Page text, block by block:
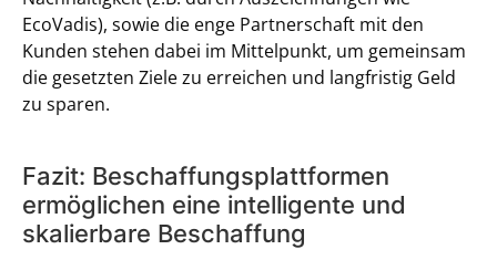
EcoVadis), sowie die enge Partnerschaft mit den
Kunden stehen dabei im Mittelpunkt, um gemeinsam
die gesetzten Ziele zu erreichen und langfristig Geld
zu sparen.
Fazit: Beschaffungsplattformen
ermöglichen eine intelligente und
skalierbare Beschaffung